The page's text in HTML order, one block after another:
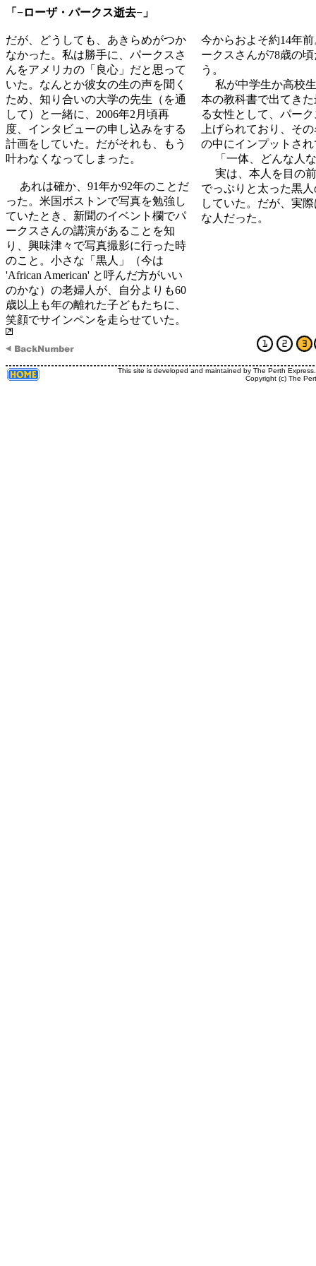
「−ローザ・パークス逝去−」
だが、どうしても、あきらめがつか
なかった。私は勝手に、パークスさ
んをアメリカの「良心」だと思って
いた。なんとか彼女の生の声を聞く
ため、知り合いの大学の先生（を通
して）と一緒に、2006年2月頃再
度、インタビューの申し込みをする
計画をしていた。だがそれも、もう
叶わなくなってしまった。
あれは確か、91年か92年のことだ
った。米国ボストンで写真を勉強し
ていたとき、新聞のイベント欄でパ
ークスさんの講演があることを知
り、興味津々で写真撮影に行った時
のこと。小さな「黒人」（今は
'African American' と呼んだ方がいい
のかな）の老婦人が、自分よりも60
歳以上も年の離れた子どもたちに、
笑顔でサインペンを走らせていた。
今からおよそ約14年
ークスさんが78歳の
う。
私が中学生か高校
本の教科書で出てき
る女性として、パー
上げられており、そ
の中にインプットさ
「一体、どんな人
実は、本人を目の
でっぷりと太った黒
していた。だが、実
な人だった。
This site is developed and maintained by The Perth
Copyright (c) The